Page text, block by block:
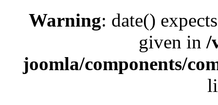
Warning: date()
given in /
joomla/components/